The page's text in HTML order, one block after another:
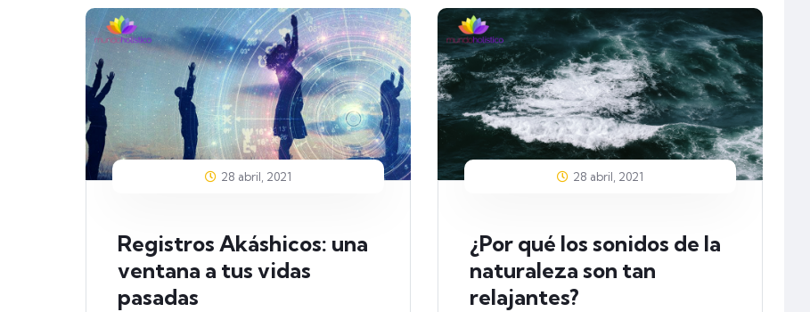
28 abril, 2021
Registros Akáshicos: una
ventana a tus vidas
pasadas
28 abril, 2021
¿Por qué los sonidos de la
naturaleza son tan
relajantes?